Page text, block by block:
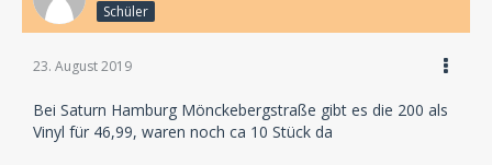
Schüler
23. August 2019
Bei Saturn Hamburg Mönckebergstraße gibt es die 200 als
Vinyl für 46,99, waren noch ca 10 Stück da